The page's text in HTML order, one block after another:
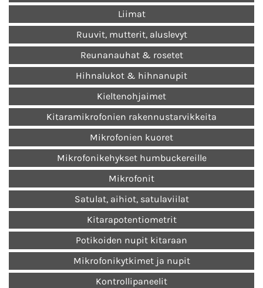
Liimat
Ruuvit, mutterit, aluslevyt
Reunanauhat & rosetet
Hihnalukot & hihnanupit
Kieltenohjaimet
Kitaramikrofonien rakennustarvikkeita
Mikrofonien kuoret
Mikrofonikehykset humbuckereille
Mikrofonit
Satulat, aihiot, satulaviilat
Kitarapotentiometrit
Potikoiden nupit kitaraan
Mikrofonikytkimet ja nupit
Kontrollipaneelit